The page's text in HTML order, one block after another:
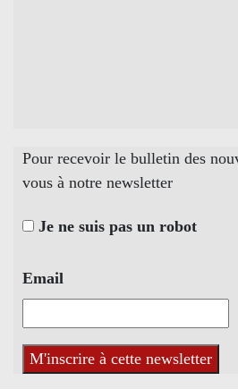
Pour recevoir le bulletin des
vous à notre newsletter
Je ne suis pas un robot
Email